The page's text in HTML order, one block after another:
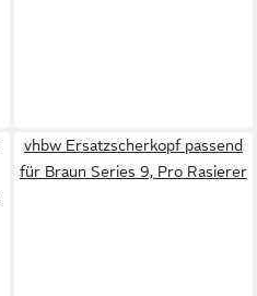
vhbw Ersatzscherkopf passend
für Braun Series 9, Pro Rasierer